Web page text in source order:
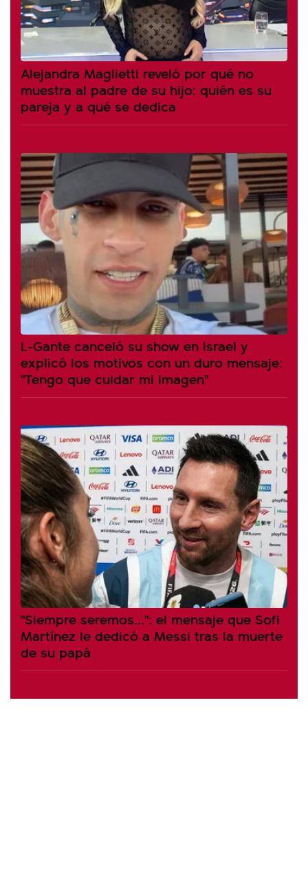
Alejandra Maglietti reveló por qué no
muestra al padre de su hijo: quién es su
pareja y a qué se dedica
L-Gante canceló su show en Israel y
explicó los motivos con un duro mensaje:
"Tengo que cuidar mi imagen"
"Siempre seremos...": el mensaje que Sofi
Martínez le dedicó a Messi tras la muerte
de su papá